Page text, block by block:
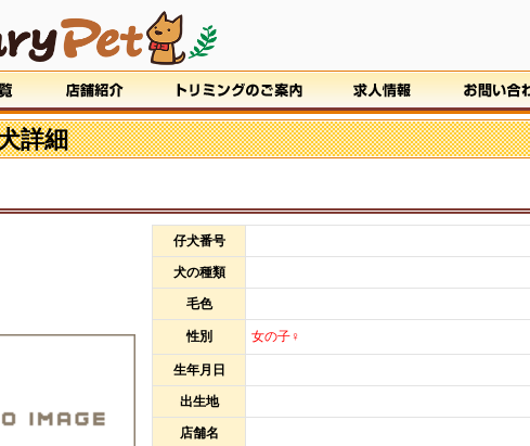
詳細
仔犬番号
犬の種類
毛色
性別 女の子♀
生年月日
出生地
店舗名